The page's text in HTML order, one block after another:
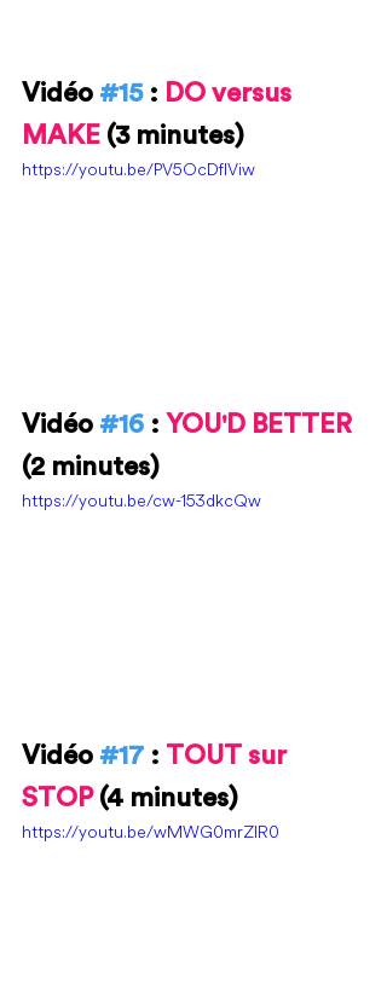
Vidéo #15 : DO versus
MAKE (3 minutes)
https://youtu.be/PV5OcDfIViw
Vidéo #16 : YOU'D BETTER
(2 minutes)
https://youtu.be/cw-153dkcQw
Vidéo #17 : TOUT sur
STOP (4 minutes)
https://youtu.be/wMWG0mrZlR0